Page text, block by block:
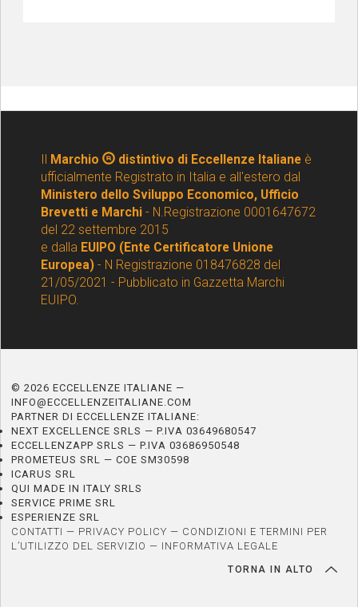
Il Marchio distintivo di Eccellenze Italianeè
ufficialmente Registrato in Italia e all'estero dal
Ministero dello Sviluppo Economico, Ufficio
Brevetti e Marchi - N.Registrazione 0001647672
del 22 settembre 2015
e dalla EUIPO (Ente Certificatore Unione
Europea) - N Registrazione 018476828 del
21/05/2021 - Pubblicato in Gazzetta Marchi
EUIPO.
© 2026 ECCELLENZE ITALIANE —
INFO@ECCELLENZEITALIANE.COM
PARTNER DI ECCELLENZE ITALIANE:
NEXT EXCELLENCE SRLS — P.IVA 03649680547
ECCELLENZAPP SRLS — P.IVA 03686950548
PROMETEUS SRL — COE SM30598
ICARUS SRL
QUI MADE IN ITALY SRLS
SERVICE PRIME SRL
ESPERIENZE SRL
CONTATTI — PRIVACY POLICY — CONDIZIONI E TERMINI PER
L’UTILIZZO DEL SERVIZIO — INFORMATIVA LEGALE
TORNA IN ALTO